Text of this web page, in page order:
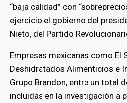
“baja calidad” con
ejercicio el gobierno del
Nieto, del Partido
Empresas mexicanas como El
Deshidratados Alimenticios e
Grupo Brandon, entre un total
incluidas en la investigación a